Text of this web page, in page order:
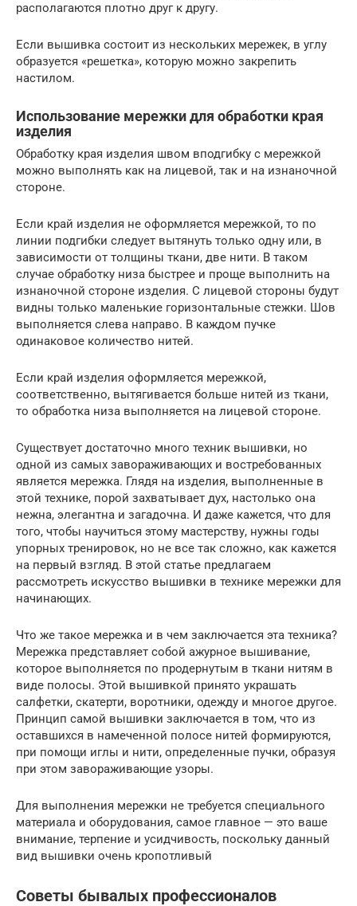
располагаются плотно друг к другу.
Если вышивка состоит из нескольких мережек, в углу
образуется «решетка», которую можно закрепить
настилом.
Использование мережки для обработки края
изделия
Обработку края изделия швом вподгибку с мережкой
можно выполнять как на лицевой, так и на изнаночной
стороне.
Если край изделия не оформляется мережкой, то по
линии подгибки следует вытянуть только одну или, в
зависимости от толщины ткани, две нити. В таком
случае обработку низа быстрее и проще выполнить на
изнаночной стороне изделия. С лицевой стороны будут
видны только маленькие горизонтальные стежки. Шов
выполняется слева направо. В каждом пучке
одинаковое количество нитей.
Если край изделия оформляется мережкой,
соответственно, вытягивается больше нитей из ткани,
то обработка низа выполняется на лицевой стороне.
Существует достаточно много техник вышивки, но
одной из самых завораживающих и востребованных
является мережка. Глядя на изделия, выполненные в
этой технике, порой захватывает дух, настолько она
нежна, элегантна и загадочна. И даже кажется, что для
того, чтобы научиться этому мастерству, нужны годы
упорных тренировок, но не все так сложно, как кажется
на первый взгляд. В этой статье предлагаем
рассмотреть искусство вышивки в технике мережки для
начинающих.
Что же такое мережка и в чем заключается эта техника?
Мережка представляет собой ажурное вышивание,
которое выполняется по продернутым в ткани нитям в
виде полосы. Этой вышивкой принято украшать
салфетки, скатерти, воротники, одежду и многое другое.
Принцип самой вышивки заключается в том, что из
оставшихся в намеченной полосе нитей формируются,
при помощи иглы и нити, определенные пучки, образуя
при этом завораживающие узоры.
Для выполнения мережки не требуется специального
материала и оборудования, самое главное — это ваше
внимание, терпение и усидчивость, поскольку данный
вид вышивки очень кропотливый
Советы бывалых профессионалов